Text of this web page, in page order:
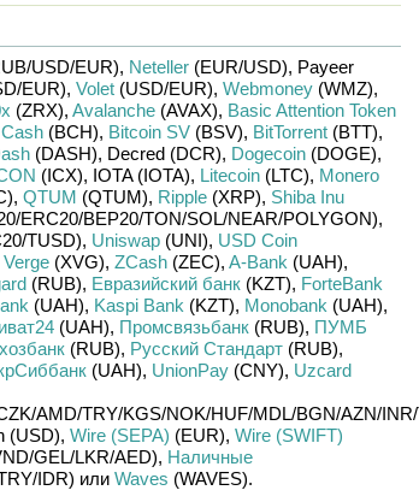
USD/EUR), Neteller(EUR/USD), Payeer
EUR), Volet(USD/EUR), Webmoney(WMZ),
(ZRX), Avalanche(AVAX), Basic Attention Token
(BCH), Bitcoin SV(BSV), BitTorrent(BTT),
(DASH), Decred (DCR), Dogecoin(DOGE),
(ICX), IOTA (IOTA), Litecoin(LTC), Monero
, QTUM (QTUM), Ripple(XRP), Shiba Inu
ERC20/BEP20/TON/SOL/NEAR/POLYGON),
TUSD), Uniswap(UNI), USD Coin
Verge(XVG), ZCash(ZEC), A-Bank (UAH),
(RUB), Евразийский банк(KZT), ForteBank
(UAH), Kaspi Bank (KZT), Monobank (UAH),
(UAH), Промсвязьбанк(RUB), ПУМБ
(RUB), Русский Стандарт(RUB),
(UAH), UnionPay(CNY), Uzcard
AMD/TRY/KGS/NOK/HUF/MDL/BGN/AZN/INR/
(USD), Wire (SEPA) (EUR), Wire (SWIFT)
GEL/LKR/AED), Наличные
IDR) или Waves (WAVES).